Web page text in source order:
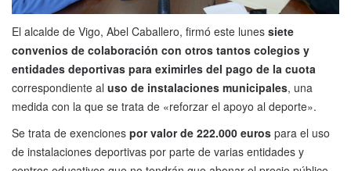
El alcalde de Vigo, Abel Caballero, firmó este lunes siete
convenios de colaboración con otros tantos colegios y
entidades deportivas para eximirles del pago de la cuota
correspondiente al uso de instalaciones municipales, una
medida con la que se trata de «reforzar el apoyo al deporte».
Se trata de exenciones por valor de 222.000 euros para el uso
de instalaciones deportivas por parte de varias entidades y